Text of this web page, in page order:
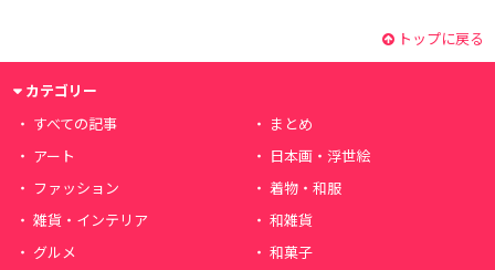
トップに戻る
カテゴリー
すべての記事
まとめ
アート
日本画・浮世絵
ファッション
着物・和服
雑貨・インテリア
和雑貨
グルメ
和菓子